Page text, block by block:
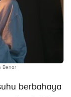
Benar
berbahaya